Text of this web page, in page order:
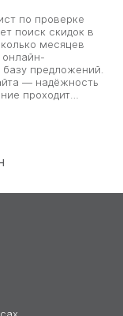
по проверке
поиск скидок в
месяцев
онлайн-
предложений.
— надёжность
проходит
— помочь